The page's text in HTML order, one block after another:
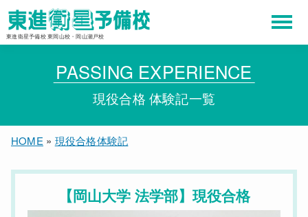
東進衛星予備校 東岡山校・岡山瀬戸校
PASSING EXPERIENCE
現役合格 体験記一覧
HOME » 現役合格体験記
【岡山大学 法学部】現役合格